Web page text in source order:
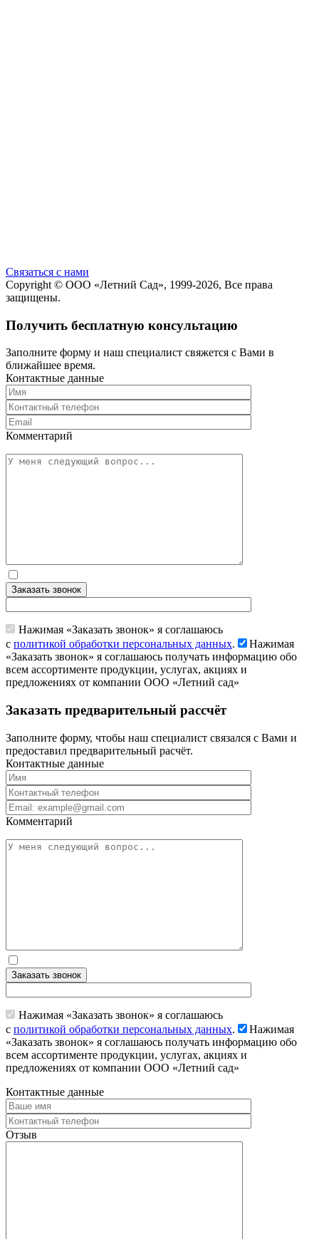
Cвязаться с нами
Copyright © ООО «Летний Сад», 1999-2026, Все права
защищены.
Получить бесплатную консультацию
Заполните форму и наш специалист свяжется с Вами в
ближайшее время.
Контактные данные
Комментарий
Заказать звонок
Нажимая «Заказать звонок» я соглашаюсь
с политикой обработки персональных данных.
Нажимая
«Заказать звонок» я соглашаюсь получать информацию обо
всем ассортименте продукции, услугах, акциях и
предложениях от компании ООО «Летний сад»
Заказать предварительный рассчёт
Заполните форму, чтобы наш специалист связался с Вами и
предоставил предварительный расчёт.
Контактные данные
Комментарий
Заказать звонок
Нажимая «Заказать звонок» я соглашаюсь
с политикой обработки персональных данных.
Нажимая
«Заказать звонок» я соглашаюсь получать информацию обо
всем ассортименте продукции, услугах, акциях и
предложениях от компании ООО «Летний сад»
Контактные данные
Отзыв